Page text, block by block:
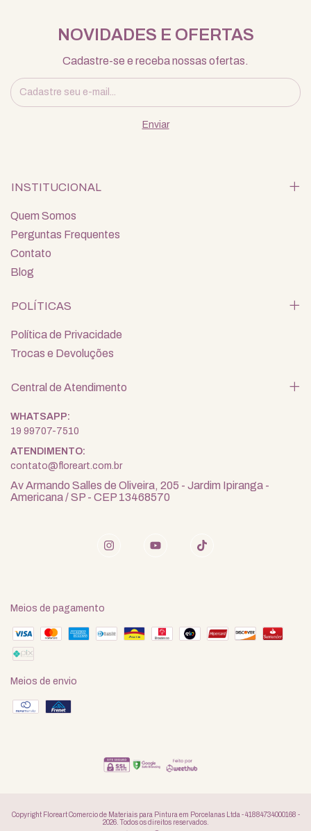
NOVIDADES E OFERTAS
Cadastre-se e receba nossas ofertas.
INSTITUCIONAL
Quem Somos
Perguntas Frequentes
Contato
Blog
POLÍTICAS
Política de Privacidade
Trocas e Devoluções
Central de Atendimento
19 99707-7510
contato@floreart.com.br
Av Armando Salles de Oliveira, 205 - Jardim Ipiranga -
Americana / SP - CEP 13468570
Meios de pagamento
Meios de envio
Copyright Floreart Comercio de Materiais para Pintura em Porcelanas Ltda - 41884734000168 -
2026. Todos os direitos reservados.